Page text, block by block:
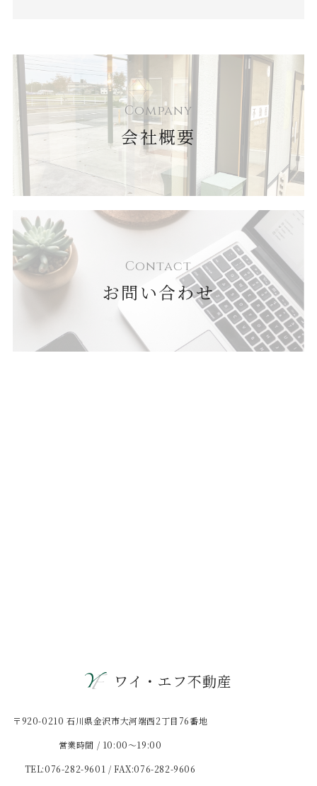
Company
会社概要
Contact
お問い合わせ
ワイ・エフ不動産
〒920-0210 石川県金沢市大河端西2丁目76番地
営業時間 / 10:00〜19:00
TEL:076-282-9601 / FAX:076-282-9606